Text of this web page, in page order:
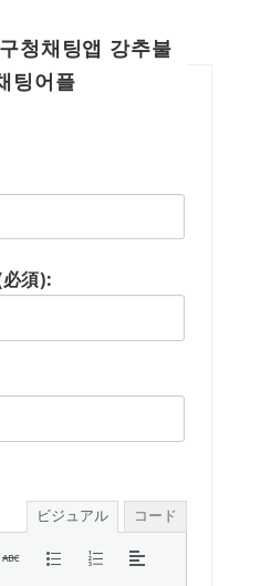
청채팅앱 강추불
팅어플
須):
ビジュアル コード